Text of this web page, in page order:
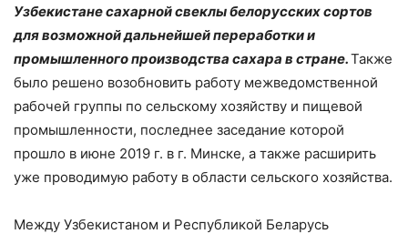
Узбекистане сахарной свеклы белорусских сортов
для возможной дальнейшей переработки и
промышленного производства сахара в стране.Также
было решено возобновить работу межведомственной
рабочей группы по сельскому хозяйству и пищевой
промышленности, последнее заседание которой
прошло в июне 2019 г. в г. Минске, а также расширить
уже проводимую работу в области сельского хозяйства.
Между Узбекистаном и Республикой Беларусь